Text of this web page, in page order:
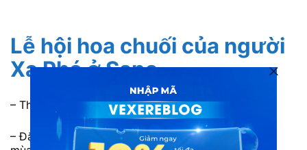
Lễ hội hoa chuối của người
Xa Phó ở Sapa
– Thời gian: Tổ chức vào ngày 9.9 hằng năm
– Đặc điểm: Là lễ hội của người Xa Phó. Nhằm cầu